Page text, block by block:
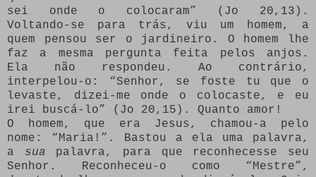
sei onde o colocaram” (Jo 20,13).
Voltando-se para trás, viu um homem, a
quem pensou ser o jardineiro. O homem lhe
faz a mesma pergunta feita pelos anjos.
Ela não respondeu. Ao contrário,
interpelou-o: “Senhor, se foste tu que o
levaste, dizei-me onde o colocaste, e eu
irei buscá-lo” (Jo 20,15). Quanto amor!
O homem, que era Jesus, chamou-a pelo
nome: “Maria!”. Bastou a ela uma palavra,
a sua palavra, para que reconhecesse seu
Senhor. Reconheceu-o como “Mestre”,